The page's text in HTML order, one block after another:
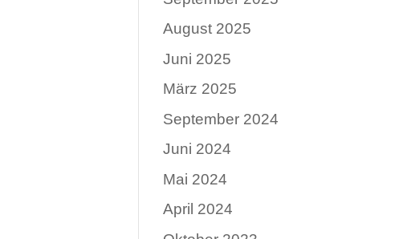
August 2025
Juni 2025
März 2025
September 2024
Juni 2024
Mai 2024
April 2024